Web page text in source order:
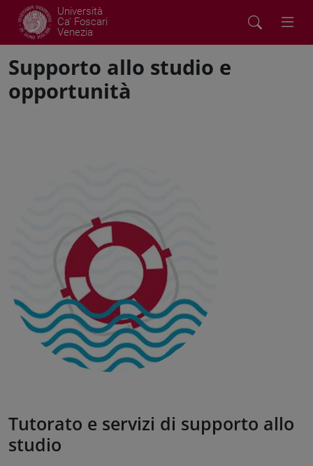
Università
Ca' Foscari
Venezia
Supporto allo studio e
opportunità
Tutorato e servizi di supporto allo
studio